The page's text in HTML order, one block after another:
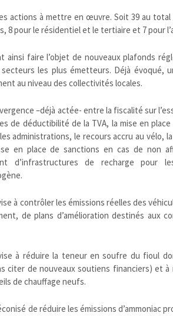
actions à mettre en œuvre. Soit 39 au
8 pour le résidentiel et le tertiaire et 7 pour
ainsi faire l’objet de nouveaux plafonds
les plus émetteurs. Déjà évoqué,
au niveau des collectivités locales.
–déjà actée- entre la fiscalité sur
de déductibilité de la TVA, la mise en
administrations, le recours accru au vélo,
en place de sanctions en cas de non
d’infrastructures de recharge pour
à contrôler les émissions réelles des
de plans d’amélioration destinés aux
à réduire la teneur en soufre du fioul
citer de nouveaux soutiens financiers) et à
de chauffage neufs.
de réduire les émissions d’ammoniac